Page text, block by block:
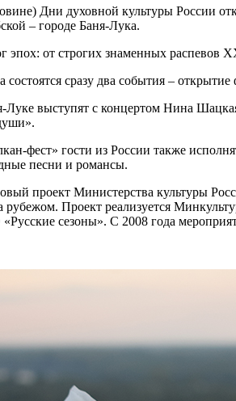
Дни духовной культуры России
– городе Баня-Лука.
эпох: от строгих знаменных распевов
сразу два события –
Луке выступят с концертом Нина
фест» гости из России также
песни и романсы.
проект Министерства культуры
рубежом. Проект реализуется
сезоны». С 2008 года